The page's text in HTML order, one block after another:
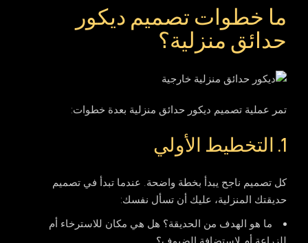
ما خطوات تصميم ديكور
حدائق منزلية؟
تمر عملية تصميم ديكور حدائق منزلية بعدة خطوات:
1. التخطيط الأولي
كل تصميم ناجح يبدأ بخطة واضحة. عندما تبدأ في تصميم
حديقتك المنزلية، عليك أن تسأل نفسك:
ما هو الهدف من الحديقة؟ هل هي مكان للاسترخاء أم